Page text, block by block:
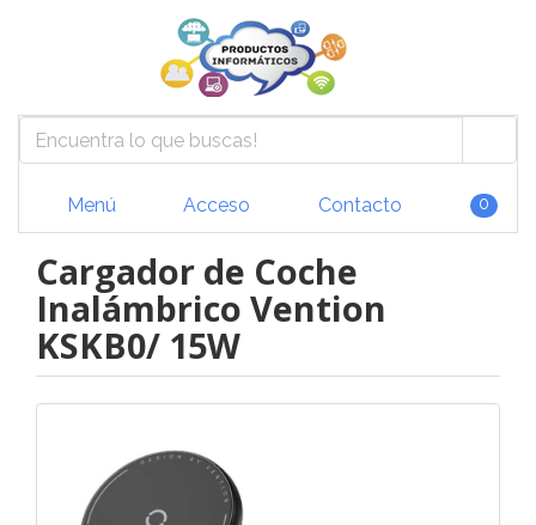
Menú Acceso Contacto 0
Cargador de Coche
Inalámbrico Vention
KSKB0/ 15W